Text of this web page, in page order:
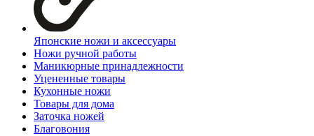
Японские ножи и аксессуары
Ножи ручной работы
Маникюрные принадлежности
Уцененные товары
Кухонные ножи
Товары для дома
Заточка ножей
Благовония